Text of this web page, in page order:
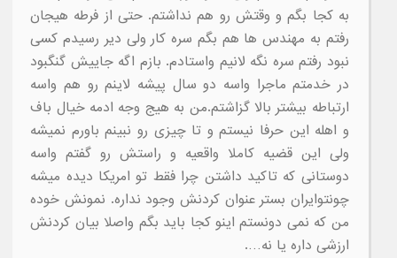
به کجا بگم و وقتش رو هم نداشتم. حتی از فرطه هیجان
رفتم به مهندس ها هم بگم سره کار ولی دیر رسیدم کسی
نبود رفتم سره نگه لانیم واستادم. بازم اگه جاییش گنگبود
در خدمتم ماجرا واسه دو سال پیشه لاینم رو هم واسه
ارتباطه بیشتر بالا گزاشتم.من به هیج وجه ادمه خیال باف
و اهله این حرفا نیستم و تا چیزی رو نبینم باورم نمیشه
ولی این قضیه کاملا واقعیه و راستش رو گفتم واسه
دوستانی که تاکید داشتن چرا فقط تو امریکا دیده میشه
چونتوایران بستر عنوان کردنش وجود نداره. نمونش خوده
من که نمی دونستم اینو کجا باید بگم واصلا بیان کردنش
ارزشی داره یا نه….